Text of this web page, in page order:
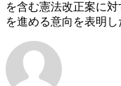
を含む憲法改正案に
を進める意向を表明し